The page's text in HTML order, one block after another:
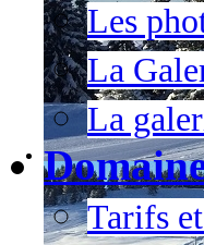
Les
La
La
Tarifs